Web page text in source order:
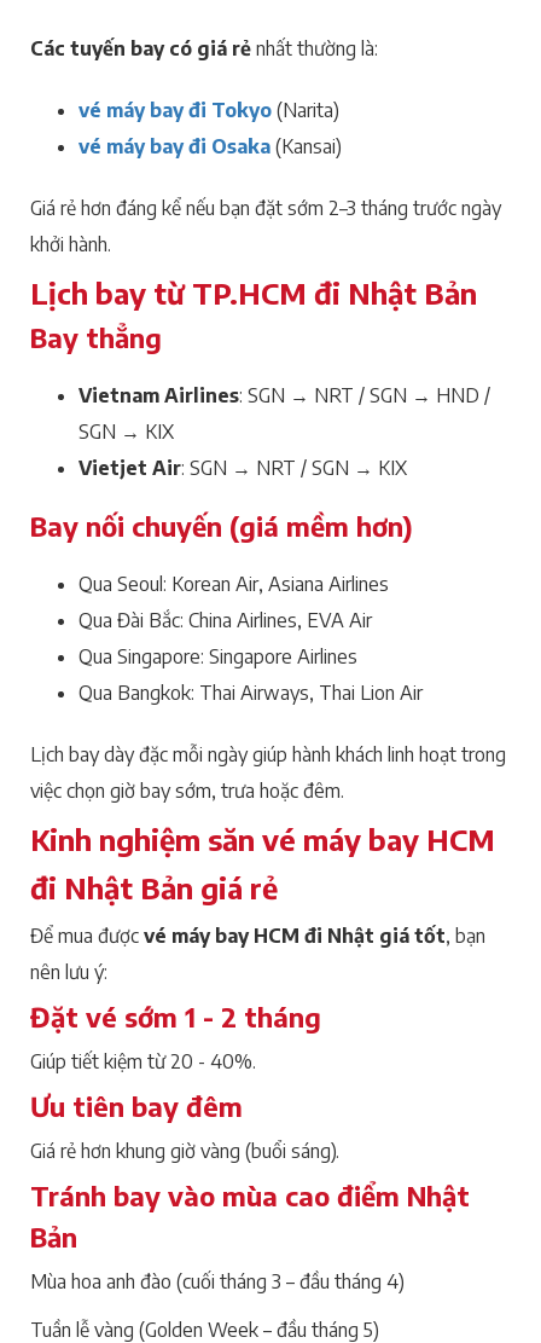
Các tuyến bay có giá rẻ nhất thường là:
vé máy bay đi Tokyo (Narita)
vé máy bay đi Osaka (Kansai)
Giá rẻ hơn đáng kể nếu bạn đặt sớm 2–3 tháng trước ngày
khởi hành.
Lịch bay từ TP.HCM đi Nhật Bản
Bay thẳng
Vietnam Airlines: SGN → NRT / SGN → HND /
SGN → KIX
Vietjet Air: SGN → NRT / SGN → KIX
Bay nối chuyến (giá mềm hơn)
Qua Seoul: Korean Air, Asiana Airlines
Qua Đài Bắc: China Airlines, EVA Air
Qua Singapore: Singapore Airlines
Qua Bangkok: Thai Airways, Thai Lion Air
Lịch bay dày đặc mỗi ngày giúp hành khách linh hoạt trong
việc chọn giờ bay sớm, trưa hoặc đêm.
Kinh nghiệm săn vé máy bay HCM
đi Nhật Bản giá rẻ
Để mua được vé máy bay HCM đi Nhật giá tốt, bạn
nên lưu ý:
Đặt vé sớm 1 - 2 tháng
Giúp tiết kiệm từ 20 - 40%.
Ưu tiên bay đêm
Giá rẻ hơn khung giờ vàng (buổi sáng).
Tránh bay vào mùa cao điểm Nhật
Bản
Mùa hoa anh đào (cuối tháng 3 – đầu tháng 4)
Tuần lễ vàng (Golden Week – đầu tháng 5)